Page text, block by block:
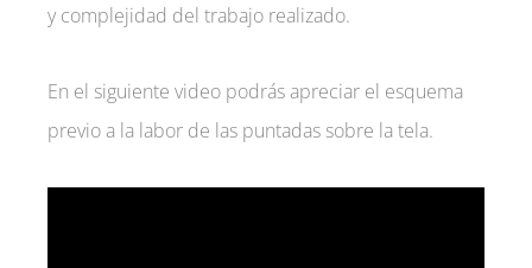
y complejidad del trabajo realizado.
En el siguiente video podrás apreciar el esquema
previo a la labor de las puntadas sobre la tela.